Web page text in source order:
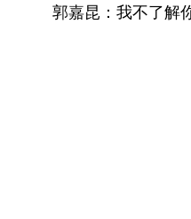
郭嘉昆：我不了解